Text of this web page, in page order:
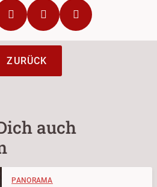
ZURÜCK
auch
PANORAMA